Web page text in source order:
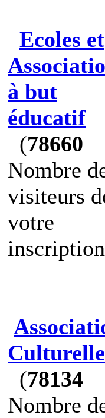
Ecoles et
à but
éducatif
(78660
Nombre
visiteurs
votre
(78134
Nombre